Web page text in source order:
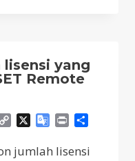
yang
Remote
WhatsApp
Copy
Google
Print
jumlah lisensi